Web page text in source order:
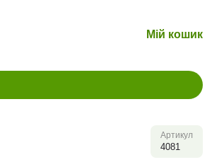
Мій кошик
Артикул
4081